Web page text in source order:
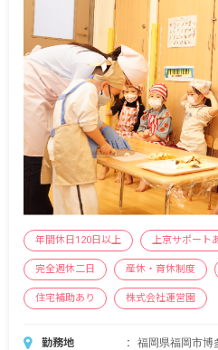
年間休日120日以上 上京サポート
完全週休二日 産休・育休制度
住宅補助あり 株式会社運営園
勤務地 福岡県福岡市博